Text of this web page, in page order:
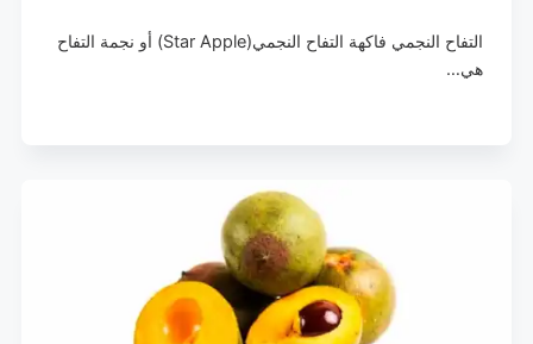
التفاح النجمي فاكهة التفاح النجمي(Star Apple) أو نجمة التفاح
هي…